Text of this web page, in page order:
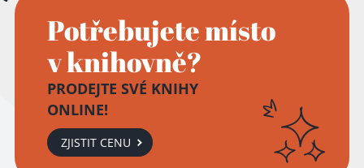
Potřebujete místo
v knihovně?
PRODEJTE SVÉ KNIHY
ONLINE!
ZJISTIT CENU